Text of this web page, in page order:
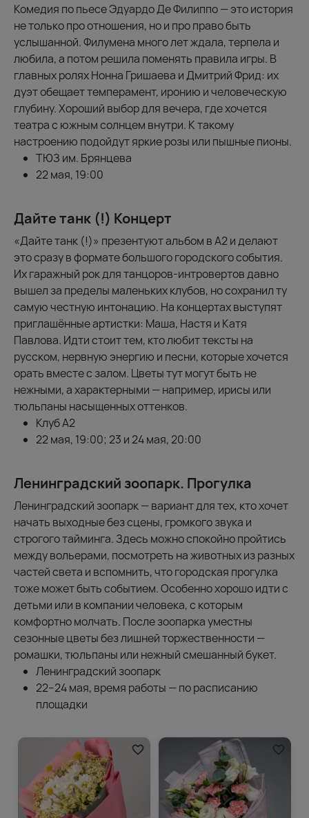
Комедия по пьесе Эдуардо Де Филиппо — это история
не только про отношения, но и про право быть
услышанной. Филумена много лет ждала, терпела и
любила, а потом решила поменять правила игры. В
главных ролях Нонна Гришаева и Дмитрий Фрид: их
дуэт обещает темперамент, иронию и человеческую
глубину. Хороший выбор для вечера, где хочется
театра с южным солнцем внутри. К такому
настроению подойдут яркие розы или пышные пионы.
ТЮЗ им. Брянцева
22 мая, 19:00
Дайте танк (!) Концерт
«Дайте танк (!)» презентуют альбом в А2 и делают
это сразу в формате большого городского события.
Их гаражный рок для танцоров-интровертов давно
вышел за пределы маленьких клубов, но сохранил ту
самую честную интонацию. На концертах выступят
приглашённые артистки: Маша, Настя и Катя
Павлова. Идти стоит тем, кто любит тексты на
русском, нервную энергию и песни, которые хочется
орать вместе с залом. Цветы тут могут быть не
нежными, а характерными — например, ирисы или
тюльпаны насыщенных оттенков.
Клуб А2
22 мая, 19:00; 23 и 24 мая, 20:00
Ленинградский зоопарк. Прогулка
Ленинградский зоопарк — вариант для тех, кто хочет
начать выходные без сцены, громкого звука и
строгого тайминга. Здесь можно спокойно пройтись
между вольерами, посмотреть на животных из разных
частей света и вспомнить, что городская прогулка
тоже может быть событием. Особенно хорошо идти с
детьми или в компании человека, с которым
комфортно молчать. После зоопарка уместны
сезонные цветы без лишней торжественности —
ромашки, тюльпаны или нежный смешанный букет.
Ленинградский зоопарк
22–24 мая, время работы — по расписанию
площадки